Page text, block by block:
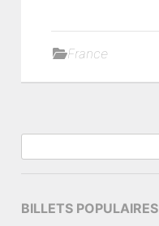
France
BILLETS POPULAIRES